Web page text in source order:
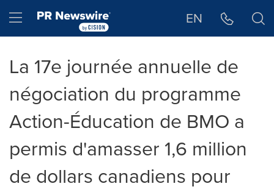
Hamburger menu EN
La 17e journée annuelle de
négociation du programme
Action-Éducation de BMO a
permis d'amasser 1,6 million
de dollars canadiens pour